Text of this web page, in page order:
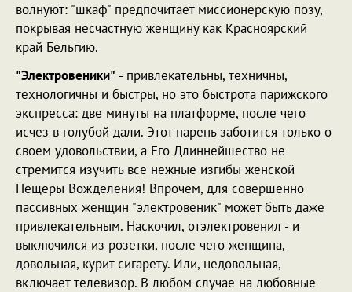
волнуют: "шкаф" предпочитает миссионерскую позу,
покрывая несчастную женщину как Красноярский
край Бельгию.
"Электровеники" - привлекательны, техничны,
технологичны и быстры, но это быстрота парижского
экспресса: две минуты на платформе, после чего
исчез в голубой дали. Этот парень заботится только о
своем удовольствии, а Его Длиннейшество не
стремится изучить все нежные изгибы женской
Пещеры Вожделения! Впрочем, для совершенно
пассивных женщин "электровеник" может быть даже
привлекательным. Наскочил, отэлектровенил - и
выключился из розетки, после чего женщина,
довольная, курит сигарету. Или, недовольная,
включает телевизор. В любом случае на любовные